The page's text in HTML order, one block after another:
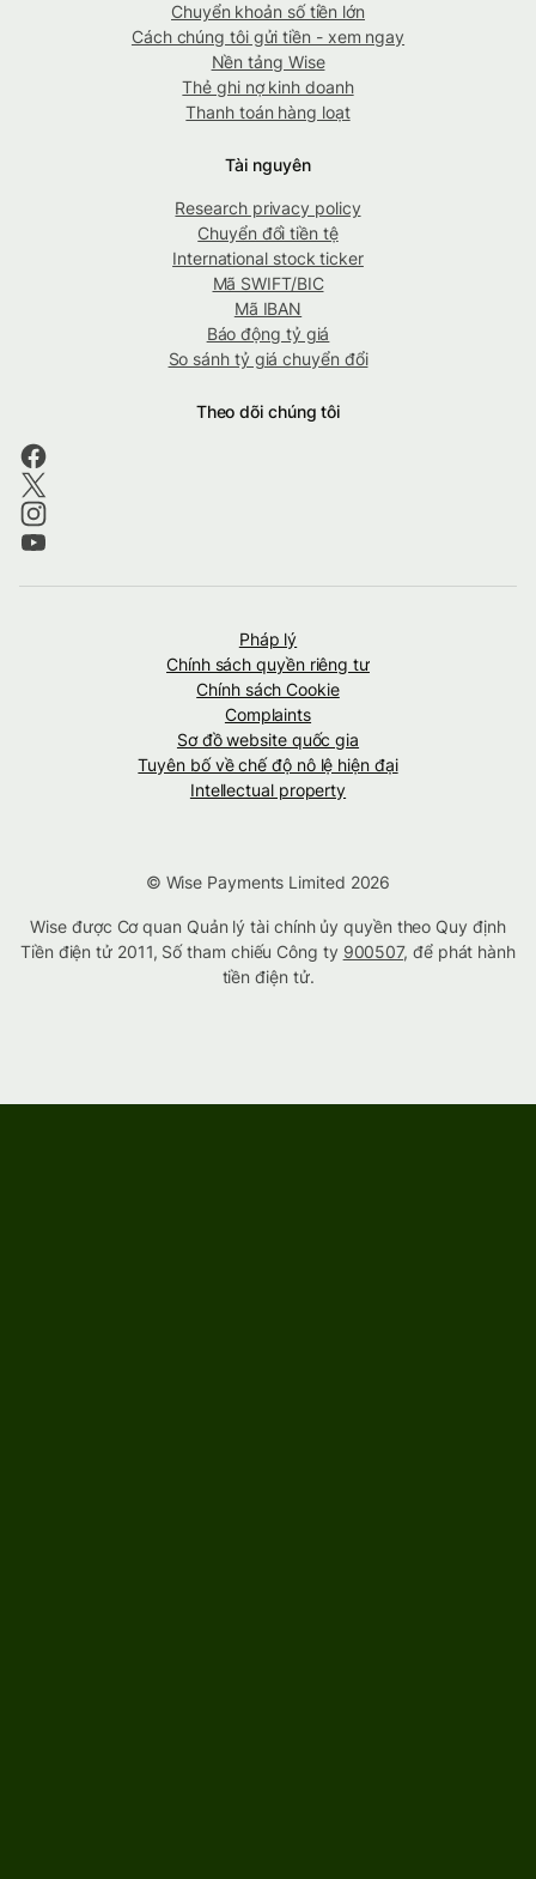
Chuyển khoản số tiền lớn
Cách chúng tôi gửi tiền - xem ngay
Nền tảng Wise
Thẻ ghi nợ kinh doanh
Thanh toán hàng loạt
Tài nguyên
Research privacy policy
Chuyển đổi tiền tệ
International stock ticker
Mã SWIFT/BIC
Mã IBAN
Báo động tỷ giá
So sánh tỷ giá chuyển đổi
Theo dõi chúng tôi
Pháp lý
Chính sách quyền riêng tư
Chính sách Cookie
Complaints
Sơ đồ website quốc gia
Tuyên bố về chế độ nô lệ hiện đại
Intellectual property
© Wise Payments Limited 2026
Wise được Cơ quan Quản lý tài chính ủy quyền theo Quy định
Tiền điện tử 2011, Số tham chiếu Công ty 900507, để phát hành
tiền điện tử.